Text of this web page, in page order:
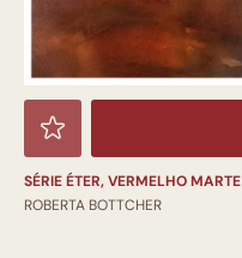
SÉRIE ÉTER, VERMELHO MARTE
ROBERTA BOTTCHER